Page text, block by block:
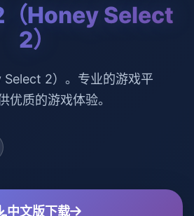
（Honey Select
2）
2）。专业的游戏平
优质的游戏体验。
中文版下载